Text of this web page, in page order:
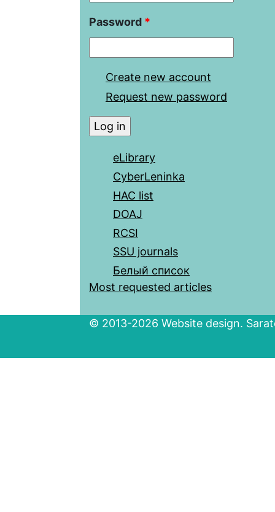
Password *
Create new account
Request new password
eLibrary
CyberLeninka
HAC list
DOAJ
RCSI
SSU journals
Белый список
Most requested articles
© 2013-2026 Website design.